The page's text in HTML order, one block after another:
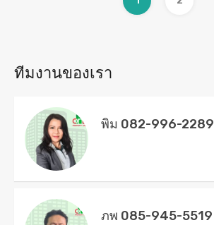
ทีมงานของเรา
พิม 082-996-2289
ภพ 085-945-5519